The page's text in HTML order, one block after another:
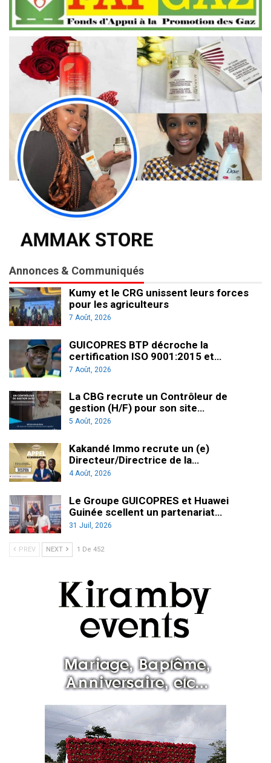
Annonces & Communiqués
Kumy et le CRG unissent leurs forces
pour les agriculteurs
7 Août, 2026
GUICOPRES BTP décroche la
certification ISO 9001:2015 et…
7 Août, 2026
La CBG recrute un Contrôleur de
gestion (H/F) pour son site…
5 Août, 2026
Kakandé Immo recrute un (e)
Directeur/Directrice de la…
4 Août, 2026
Le Groupe GUICOPRES et Huawei
Guinée scellent un partenariat…
31 Juil, 2026
PREV NEXT 1 De 452